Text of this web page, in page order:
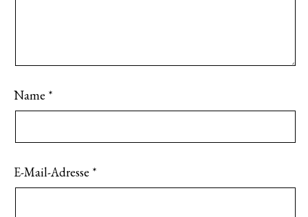
Name *
E-Mail-Adresse *